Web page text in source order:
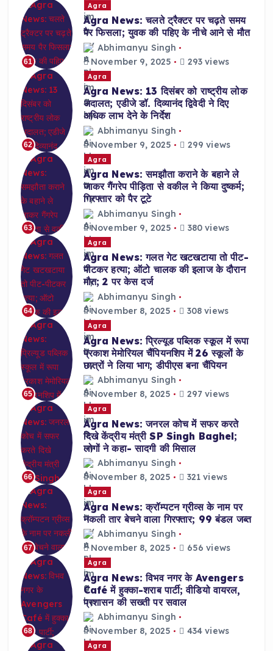
61
Agra
Agra News: चलते ट्रैक्टर पर चढ़ते समय
पैर फिसला; युवक की पहिए के नीचे आने से मौत
Abhimanyu Singh
November 9, 2025
293 views
62
Agra
Agra News: 13 दिसंबर को राष्ट्रीय लोक
अदालत; एडीजे डॉ. दिव्यानंद द्विवेदी ने दिए
अधिक लाभ देने के निर्देश
Abhimanyu Singh
November 9, 2025
299 views
63
Agra
Agra News: समझौता कराने के बहाने ले
जाकर गैंगरेप पीड़िता से वकील ने किया दुष्कर्म;
गिरफ्तार को पैर टूटे
Abhimanyu Singh
November 9, 2025
380 views
64
Agra
Agra News: गलत गेट खटखटाया तो पीट-
पीटकर हत्या; ऑटो चालक की इलाज के दौरान
मौत; 2 पर केस दर्ज
Abhimanyu Singh
November 8, 2025
308 views
65
Agra
Agra News: प्रिल्यूड पब्लिक स्कूल में रूपा
प्रकाश मेमोरियल चैंपियनशिप में 26 स्कूलों के
छात्रों ने लिया भाग; डीपीएस बना चैंपियन
Abhimanyu Singh
November 8, 2025
297 views
66
Agra
Agra News: जनरल कोच में सफर करते
दिखे केंद्रीय मंत्री SP Singh Baghel;
लोगों ने कहा- सादगी की मिसाल
Abhimanyu Singh
November 8, 2025
321 views
67
Agra
Agra News: क्रॉम्पटन ग्रीव्स के नाम पर
नकली तार बेचने वाला गिरफ्तार; 99 बंडल जब्त
Abhimanyu Singh
November 8, 2025
656 views
68
Agra
Agra News: विभव नगर के Avengers
Café में हुक्का-शराब पार्टी; वीडियो वायरल,
प्रशासन की सख्ती पर सवाल
Abhimanyu Singh
November 8, 2025
434 views
Agra